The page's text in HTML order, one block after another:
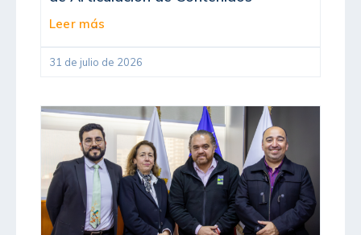
Leer más
31 de julio de 2026